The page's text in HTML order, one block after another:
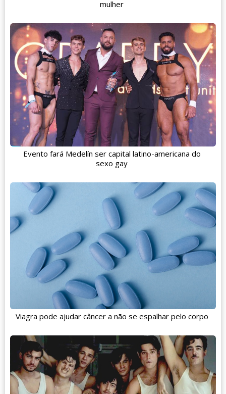
mulher
Evento fará Medelín ser capital latino-americana do
sexo gay
Viagra pode ajudar câncer a não se espalhar pelo corpo